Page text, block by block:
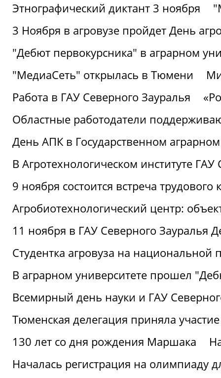
Этнографический диктант 3 ноября
3 Ноября в агровузе пройдет День
"Дебют первокурсника" в аграрном
"МедиаСеть" открылась в Тюмени
Работа в ГАУ Северного Зауралья
Областные работодатели
День АПК в Государственном
В Агротехнологическом институте
9 ноября состоится встреча трудового
Агробиотехнологический центр:
11 ноября в ГАУ Северного Зауралья
Студентка агровуза на национальной
В аграрном университете прошел
Всемирный день науки и ГАУ
Тюменская делегация приняла
130 лет со дня рождения Маршака
Началась регистрация на олимпиаду